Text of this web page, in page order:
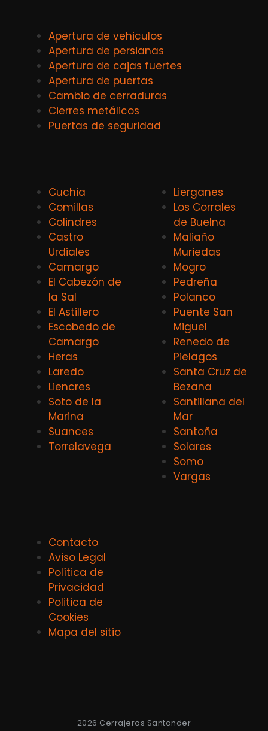
Apertura de vehiculos
Apertura de persianas
Apertura de cajas fuertes
Apertura de puertas
Cambio de cerraduras
Cierres metálicos
Puertas de seguridad
Cuchia
Comillas
Colindres
Castro
Urdiales
Camargo
El Cabezón de
la Sal
El Astillero
Escobedo de
Camargo
Heras
Laredo
Liencres
Soto de la
Marina
Suances
Torrelavega
Lierganes
Los Corrales
de Buelna
Maliaño
Muriedas
Mogro
Pedreña
Polanco
Puente San
Miguel
Renedo de
Pielagos
Santa Cruz de
Bezana
Santillana del
Mar
Santoña
Solares
Somo
Vargas
Contacto
Aviso Legal
Política de
Privacidad
Politica de
Cookies
Mapa del sitio
2026 Cerrajeros Santander